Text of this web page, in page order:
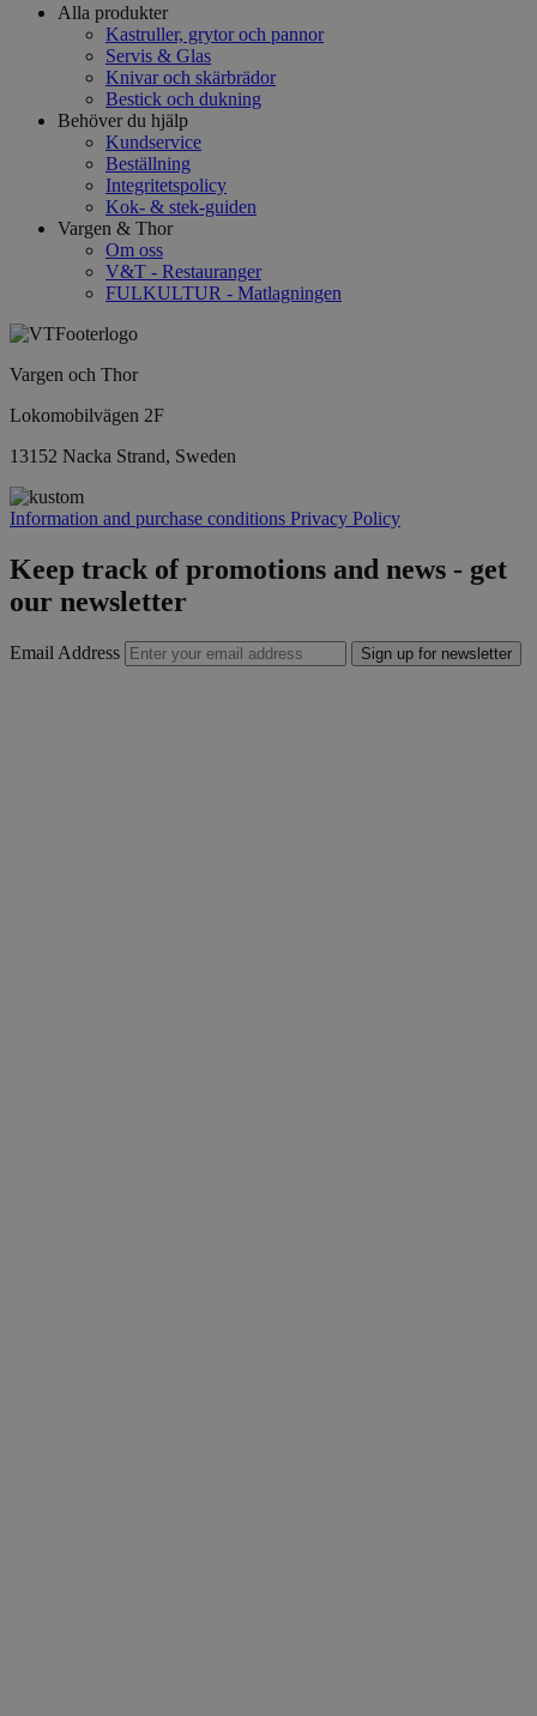
Alla produkter
Kastruller, grytor och pannor
Servis & Glas
Knivar och skärbrädor
Bestick och dukning
Behöver du hjälp
Kundservice
Beställning
Integritetspolicy
Kok- & stek-guiden
Vargen & Thor
Om oss
V&T - Restauranger
FULKULTUR - Matlagningen
Vargen och Thor
Lokomobilvägen 2F
13152 Nacka Strand, Sweden
Information and purchase conditions Privacy Policy
Keep track of promotions and news - get
our newsletter
Email Address Sign up for newsletter